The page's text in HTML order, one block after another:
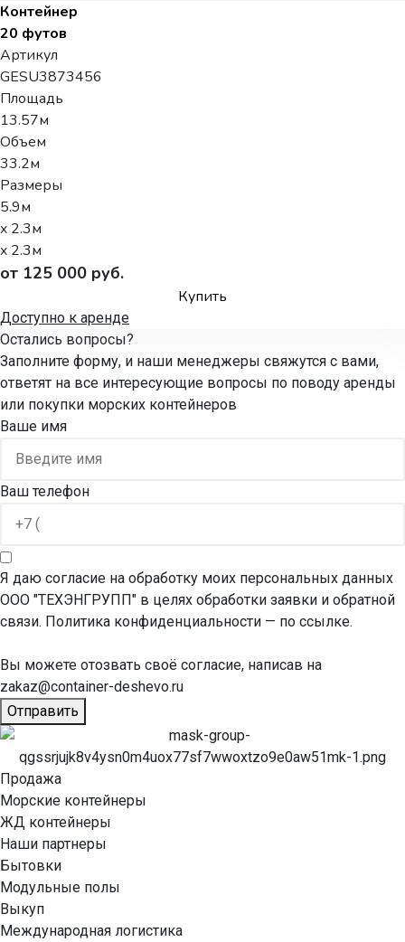
Контейнер
20 футов
Артикул
GESU3873456
Площадь
13.57м
Объем
33.2м
Размеры
5.9м
x 2.3м
x 2.3м
от 125 000 руб.
Купить
Доступно к аренде
Остались вопросы?
Заполните форму, и наши менеджеры свяжутся с вами,
ответят на все интересующие вопросы по поводу аренды
или покупки морских контейнеров
Ваше имя
Ваш телефон
Я даю согласие на обработку моих персональных данных
ООО "ТЕХЭНГРУПП" в целях обработки заявки и обратной
связи. Политика конфиденциальности — по ссылке.
Вы можете отозвать своё согласие, написав на
zakaz@container-deshevo.ru
Отправить
Продажа
Морские контейнеры
ЖД контейнеры
Наши партнеры
Бытовки
Модульные полы
Выкуп
Международная логистика